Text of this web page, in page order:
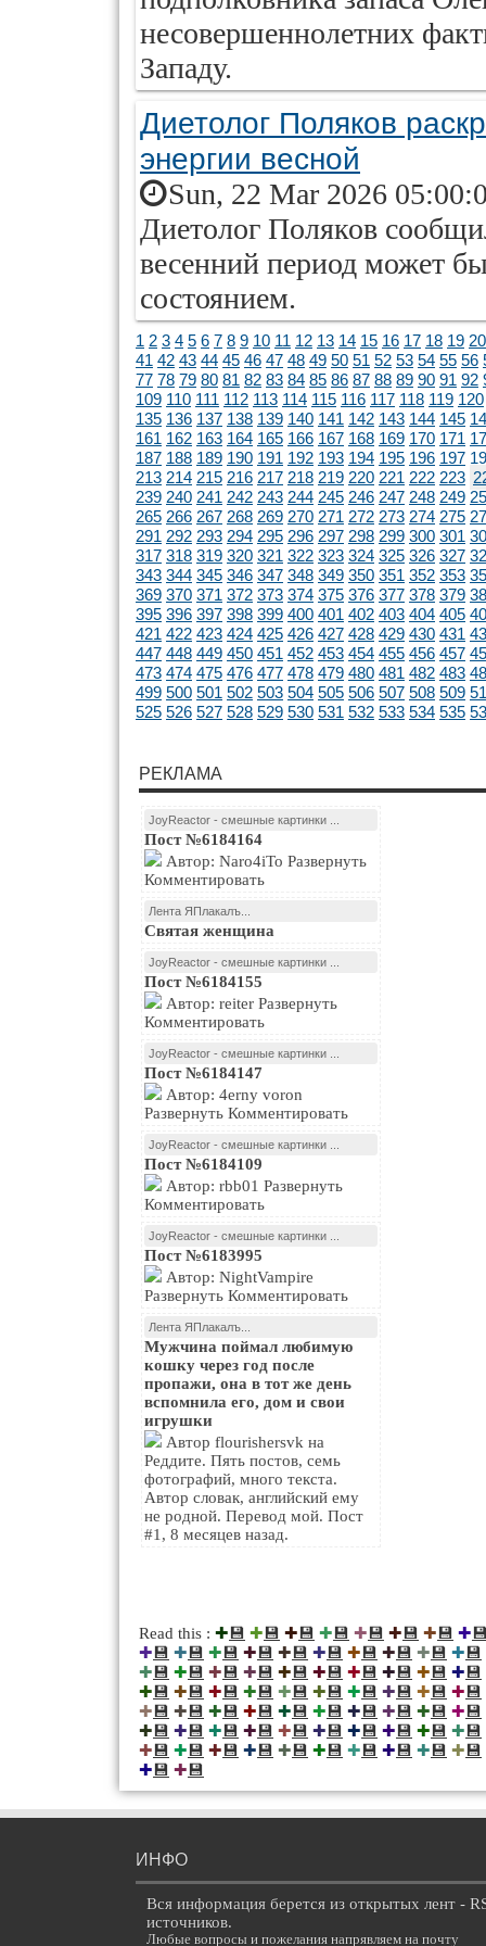
несовершеннолетних
Западу.
Диетолог Поляков
энергии весной
Sun, 22 Mar 2026
Диетолог Поляков
весенний период может
состоянием.
1 2 3 4 5 6 7 8 9 10 11 12 13 14 15 16 17 18 19 20
41 42 43 44 45 46 47 48 49 50 51 52 53 54 55 56
77 78 79 80 81 82 83 84 85 86 87 88 89 90 91 92
109 110 111 112 113 114 115 116 117 118 119 120
135 136 137 138 139 140 141 142 143 144 145
161 162 163 164 165 166 167 168 169 170 171
187 188 189 190 191 192 193 194 195 196 197
213 214 215 216 217 218 219 220 221 222 223
239 240 241 242 243 244 245 246 247 248 249
265 266 267 268 269 270 271 272 273 274 275
291 292 293 294 295 296 297 298 299 300 301
317 318 319 320 321 322 323 324 325 326 327
343 344 345 346 347 348 349 350 351 352 353
369 370 371 372 373 374 375 376 377 378 379
395 396 397 398 399 400 401 402 403 404 405
421 422 423 424 425 426 427 428 429 430 431
447 448 449 450 451 452 453 454 455 456 457
473 474 475 476 477 478 479 480 481 482 483
499 500 501 502 503 504 505 506 507 508 509
525 526 527 528 529 530 531 532 533 534 535
РЕКЛАМА
JoyReactor - смешные картинки ...
Пост №6184164
Комментировать
Лента ЯПлакалъ...
Святая женщина
JoyReactor - смешные картинки ...
Пост №6184155
Комментировать
JoyReactor - смешные картинки ...
Пост №6184147
Развернуть Комментировать
JoyReactor - смешные картинки ...
Пост №6184109
Комментировать
JoyReactor - смешные картинки ...
Пост №6183995
Развернуть Комментировать
Лента ЯПлакалъ...
Мужчина поймал любимую
кошку через год после
пропажи, она в тот же день
вспомнила его, дом и свои
игрушки
Реддите. Пять постов, семь
фотографий, много текста.
Автор словак, английский ему
не родной. Перевод мой. Пост
#1, 8 месяцев назад.
Read this : ✚💾 ✚💾 ✚💾 ✚💾 ✚💾 ✚💾 ✚💾 ✚
✚💾 ✚💾 ✚💾 ✚💾 ✚💾 ✚💾 ✚💾 ✚💾 ✚💾 ✚💾
✚💾 ✚💾 ✚💾 ✚💾 ✚💾 ✚💾 ✚💾 ✚💾 ✚💾 ✚💾
✚💾 ✚💾 ✚💾 ✚💾 ✚💾 ✚💾 ✚💾 ✚💾 ✚💾 ✚💾
✚💾 ✚💾 ✚💾 ✚💾 ✚💾 ✚💾 ✚💾 ✚💾 ✚💾 ✚💾
✚💾 ✚💾 ✚💾 ✚💾 ✚💾 ✚💾 ✚💾 ✚💾 ✚💾 ✚💾
✚💾 ✚💾 ✚💾 ✚💾 ✚💾 ✚💾 ✚💾 ✚💾 ✚💾 ✚💾
✚💾 ✚💾
ИНФО
Вся информация берется из открытых лент -
источников.
Любые вопросы и пожелания напрявляем на почту